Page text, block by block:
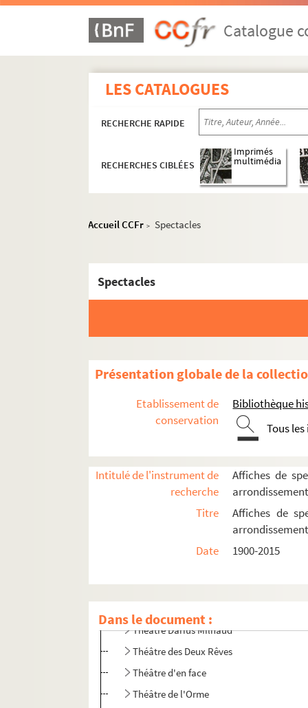
Catalogue
LES CATALOGUES
RECHERCHE RAPIDE
RECHERCHES CIBLÉES
Imprimés
multimédia
Accueil CCFr > Spectacles
Spectacles
Présentation globale de la
Etablissement de
conservation
Bibliothèque
Tous
Intitulé de l'instrument de
recherche
Affiches de
Titre
Affiches de
Date
1900-2015
Dans le document :
17e arrondissement
18e arrondissement
Bouffon théâtre
Le Centquatre
Centre Paris Anim' Place des Fêtes
Cité de la musique-Philharmonie de
École nationale supérieure
Péniche Adélaïde
Péniche Opéra
Théâtre Darius Milhaud
Théâtre des Deux Rêves
Théâtre d'en face
Théâtre de l'Orme